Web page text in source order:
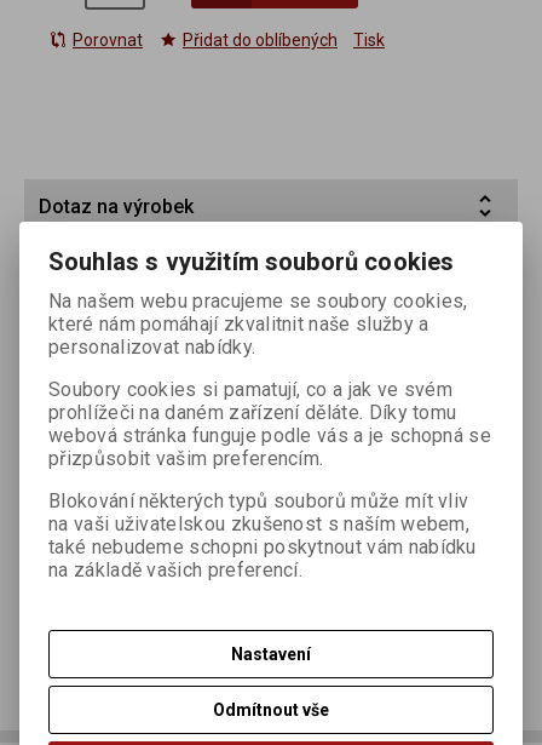
Porovnat Přidat do oblíbených Tisk
Dotaz na výrobek
Váš email *
Váš dotaz *
Souhlas s využitím souborů cookies
Na našem webu pracujeme se soubory cookies,
které nám pomáhají zkvalitnit naše služby a
personalizovat nabídky.
Soubory cookies si pamatují, co a jak ve svém
prohlížeči na daném zařízení děláte. Díky tomu
webová stránka funguje podle vás a je schopná se
přizpůsobit vašim preferencím.
Blokování některých typů souborů může mít vliv
na vaši uživatelskou zkušenost s naším webem,
také nebudeme schopni poskytnout vám nabídku
na základě vašich preferencí.
Nastavení
Odmítnout vše